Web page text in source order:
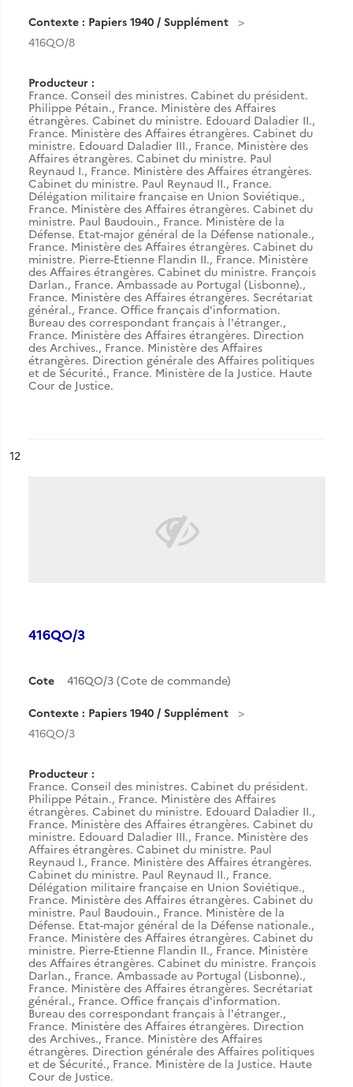
Contexte : Papiers 1940 / Supplément
416QO/8
Producteur :
France. Conseil des ministres. Cabinet du président.
Philippe Pétain., France. Ministère des Affaires
étrangères. Cabinet du ministre. Edouard Daladier II.,
France. Ministère des Affaires étrangères. Cabinet du
ministre. Edouard Daladier III., France. Ministère des
Affaires étrangères. Cabinet du ministre. Paul
Reynaud I., France. Ministère des Affaires étrangères.
Cabinet du ministre. Paul Reynaud II., France.
Délégation militaire française en Union Soviétique.,
France. Ministère des Affaires étrangères. Cabinet du
ministre. Paul Baudouin., France. Ministère de la
Défense. Etat-major général de la Défense nationale.,
France. Ministère des Affaires étrangères. Cabinet du
ministre. Pierre-Etienne Flandin II., France. Ministère
des Affaires étrangères. Cabinet du ministre. François
Darlan., France. Ambassade au Portugal (Lisbonne).,
France. Ministère des Affaires étrangères. Secrétariat
général., France. Office français d'information.
Bureau des correspondant français à l'étranger.,
France. Ministère des Affaires étrangères. Direction
des Archives., France. Ministère des Affaires
étrangères. Direction générale des Affaires politiques
et de Sécurité., France. Ministère de la Justice. Haute
Cour de Justice.
n°
12
416QO/3
Cote 416QO/3 (Cote de commande)
Contexte : Papiers 1940 / Supplément
416QO/3
Producteur :
France. Conseil des ministres. Cabinet du président.
Philippe Pétain., France. Ministère des Affaires
étrangères. Cabinet du ministre. Edouard Daladier II.,
France. Ministère des Affaires étrangères. Cabinet du
ministre. Edouard Daladier III., France. Ministère des
Affaires étrangères. Cabinet du ministre. Paul
Reynaud I., France. Ministère des Affaires étrangères.
Cabinet du ministre. Paul Reynaud II., France.
Délégation militaire française en Union Soviétique.,
France. Ministère des Affaires étrangères. Cabinet du
ministre. Paul Baudouin., France. Ministère de la
Défense. Etat-major général de la Défense nationale.,
France. Ministère des Affaires étrangères. Cabinet du
ministre. Pierre-Etienne Flandin II., France. Ministère
des Affaires étrangères. Cabinet du ministre. François
Darlan., France. Ambassade au Portugal (Lisbonne).,
France. Ministère des Affaires étrangères. Secrétariat
général., France. Office français d'information.
Bureau des correspondant français à l'étranger.,
France. Ministère des Affaires étrangères. Direction
des Archives., France. Ministère des Affaires
étrangères. Direction générale des Affaires politiques
et de Sécurité., France. Ministère de la Justice. Haute
Cour de Justice.